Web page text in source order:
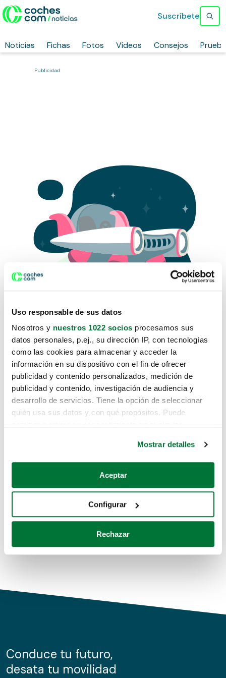
Uso responsable de sus datos
Nosotros y nuestros 1022 socios procesamos sus
datos personales, p.ej., su dirección IP, con tecnologías
como las cookies para almacenar y acceder la
información en su dispositivo con el fin de ofrecer
publicidad y contenido personalizados, medición de
publicidad y contenido, investigación de audiencia y
desarrollo de servicios. Tiene la opción de seleccionar
quién usa sus datos y con qué propósitos. Puede
Si lo permite, también quisiéramos:
Recopilar información sobre su ubicación geográfica
Identificar su dispositivo analizándolo activamente
para buscar características específicas (huellas
Obtenga más información sobre cómo se procesan sus
de cookies.
información sobre el uso que haga del sitio web con
nuestros partners de redes sociales, publicidad y análisis
Mostrar detalles
Aceptar
Configurar
Rechazar
Noticias Fichas Fotos Vídeos Consejos
Suscríbete
Publicidad
Lo sentimos, no sabemos como
te hemos traido hasta aquí.
Pero puedes encontrar el coche que estás
buscando en alguno de estos enlaces:
Coches de segunda mano
Coches de km0
Conduce tu futuro,
desata tu movilidad